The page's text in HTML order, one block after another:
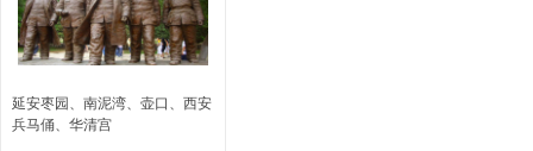
延安枣园、南泥湾、壶口、西安
兵马俑、华清宫